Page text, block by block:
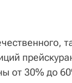
от 30% до